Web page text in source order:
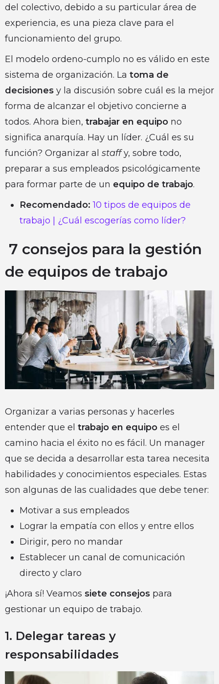
del colectivo, debido a su particular área de
experiencia, es una pieza clave para el
funcionamiento del grupo.
El modelo ordeno-cumplo no es válido en este
sistema de organización. La toma de
decisiones y la discusión sobre cuál es la mejor
forma de alcanzar el objetivo concierne a
todos. Ahora bien, trabajar en equipo no
significa anarquía. Hay un líder. ¿Cuál es su
función? Organizar al staffy, sobre todo,
preparar a sus empleados psicológicamente
para formar parte de un equipo de trabajo.
Recomendado: 10 tipos de equipos de
trabajo | ¿Cuál escogerías como líder?
7 consejos para la gestión
de equipos de trabajo
Organizar a varias personas y hacerles
entender que el trabajo en equipo es el
camino hacia el éxito no es fácil. Un manager
que se decida a desarrollar esta tarea necesita
habilidades y conocimientos especiales. Estas
son algunas de las cualidades que debe tener:
Motivar a sus empleados
Lograr la empatía con ellos y entre ellos
Dirigir, pero no mandar
Establecer un canal de comunicación
directo y claro
¡Ahora sí! Veamos siete consejos para
gestionar un equipo de trabajo.
1. Delegar tareas y
responsabilidades